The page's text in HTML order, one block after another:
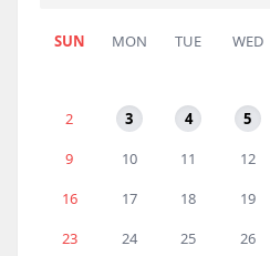
SUN MON TUE WED
2
3 4 5
9
10 11 12
16
17 18 19
23
24 25 26